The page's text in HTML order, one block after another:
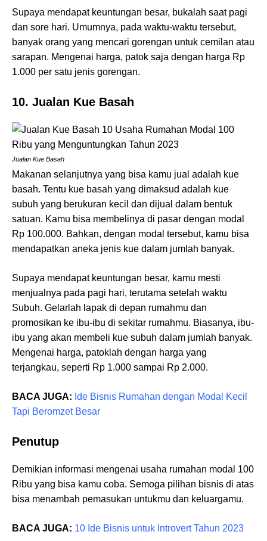
Supaya mendapat keuntungan besar, bukalah saat pagi
dan sore hari. Umumnya, pada waktu-waktu tersebut,
banyak orang yang mencari gorengan untuk cemilan atau
sarapan. Mengenai harga, patok saja dengan harga Rp
1.000 per satu jenis gorengan.
10. Jualan Kue Basah
Jualan Kue Basah
Makanan selanjutnya yang bisa kamu jual adalah kue
basah. Tentu kue basah yang dimaksud adalah kue
subuh yang berukuran kecil dan dijual dalam bentuk
satuan. Kamu bisa membelinya di pasar dengan modal
Rp 100.000. Bahkan, dengan modal tersebut, kamu bisa
mendapatkan aneka jenis kue dalam jumlah banyak.
Supaya mendapat keuntungan besar, kamu mesti
menjualnya pada pagi hari, terutama setelah waktu
Subuh. Gelarlah lapak di depan rumahmu dan
promosikan ke ibu-ibu di sekitar rumahmu. Biasanya, ibu-
ibu yang akan membeli kue subuh dalam jumlah banyak.
Mengenai harga, patoklah dengan harga yang
terjangkau, seperti Rp 1.000 sampai Rp 2.000.
BACA JUGA: Ide Bisnis Rumahan dengan Modal Kecil
Tapi Beromzet Besar
Penutup
Demikian informasi mengenai usaha rumahan modal 100
Ribu yang bisa kamu coba. Semoga pilihan bisnis di atas
bisa menambah pemasukan untukmu dan keluargamu.
BACA JUGA: 10 Ide Bisnis untuk Introvert Tahun 2023